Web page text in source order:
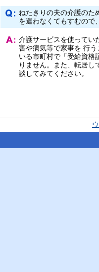
ねたきりの夫の介護のた
を遣わなくてもすむので
介護サービスを使ってい
害や病気等で家事を 行
いる市町村で「受給資格
りません。また、転居し
談してみてください。